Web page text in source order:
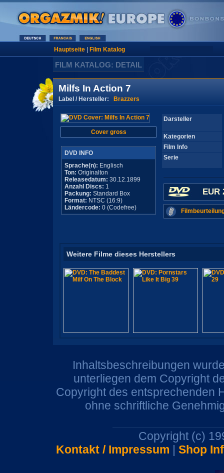
Hauptseite| Film Katalog
FILM KATALOG: DETAIL
Milfs In Action 7
Label / Hersteller: Brazzers
Cover gross
DVD INFO
Sprache(n): Englisch
Ton: Originalton
Releasedatum: 30.12.1899
Anzahl Discs: 1
Packung: Standard Box
Format: NTSC (16:9)
Ländercode: 0 (Codefree)
Darsteller
Kategorien
Film Info
Serie
EUR
Weitere Filme dieses Herstellers
Inhaltsbeschreibungen
unterliegen dem Copyright
Copyright des entsprechenden
ohne schriftliche
Copyright (c)
Kontakt / Impressum | Shop